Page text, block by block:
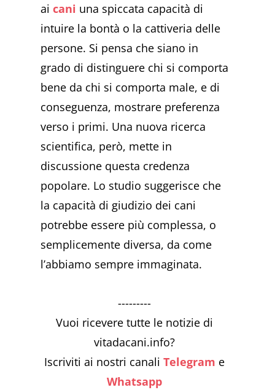
aicani una spiccata capacità di
intuire la bontà o la cattiveria delle
persone. Si pensa che siano in
grado di distinguere chi si comporta
bene da chi si comporta male, e di
conseguenza, mostrare preferenza
verso i primi. Una nuova ricerca
scientifica, però, mette in
discussione questa credenza
popolare. Lo studio suggerisce che
la capacità di giudizio dei cani
potrebbe essere più complessa, o
semplicemente diversa, da come
l’abbiamo sempre immaginata.
---------
Vuoi ricevere tutte le notizie di
vitadacani.info?
Iscriviti ai nostri canaliTelegram e
Whatsapp